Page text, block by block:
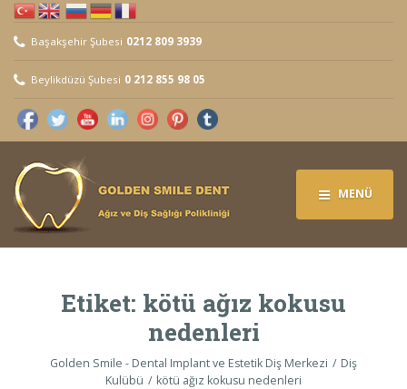
Başakşehir Şubesi 0212 809 3939
Beylikdüzü Şubesi 0 212 855 98 05
MENÜ
Etiket: kötü ağız kokusu
nedenleri
Golden Smile - Dental Implant ve Estetik Diş Merkezi
Diş
Kulübü
kötü ağız kokusu nedenleri